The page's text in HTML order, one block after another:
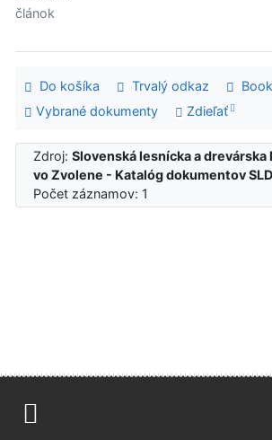
článok
Do košíka Trvalý odkaz
Vybrané dokumenty
Zdieľať
Zdroj:Slovenská lesnícka a drevárska
vo Zvolene - Katalóg dokumentov
Počet záznamov: 1